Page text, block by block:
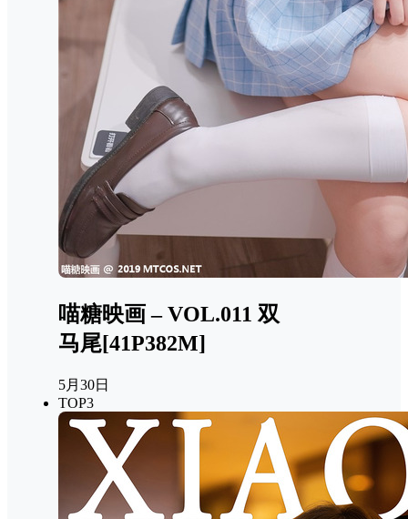
喵糖映画 – VOL.011 双
马尾[41P382M]
5月30日
TOP3